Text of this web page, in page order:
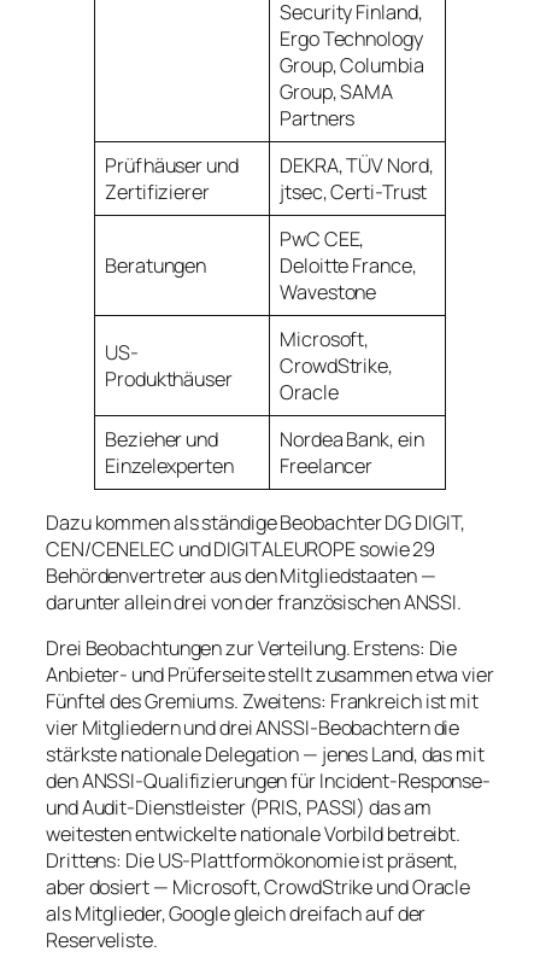
Security Finland,
Ergo Technology
Group, Columbia
Group, SAMA
Partners
Prüfhäuser und
Zertifizierer
DEKRA, TÜV Nord,
jtsec, Certi-Trust
Beratungen
PwC CEE,
Deloitte France,
Wavestone
US-
Produkthäuser
Microsoft,
CrowdStrike,
Oracle
Bezieher und
Einzelexperten
Nordea Bank, ein
Freelancer
Dazu kommen als ständige Beobachter DG DIGIT,
CEN/CENELEC und DIGITALEUROPE sowie 29
Behördenvertreter aus den Mitgliedstaaten —
darunter allein drei von der französischen ANSSI.
Drei Beobachtungen zur Verteilung. Erstens: Die
Anbieter- und Prüferseite stellt zusammen etwa vier
Fünftel des Gremiums. Zweitens: Frankreich ist mit
vier Mitgliedern und drei ANSSI-Beobachtern die
stärkste nationale Delegation — jenes Land, das mit
den ANSSI-Qualifizierungen für Incident-Response-
und Audit-Dienstleister (PRIS, PASSI) das am
weitesten entwickelte nationale Vorbild betreibt.
Drittens: Die US-Plattformökonomie ist präsent,
aber dosiert — Microsoft, CrowdStrike und Oracle
als Mitglieder, Google gleich dreifach auf der
Reserveliste.